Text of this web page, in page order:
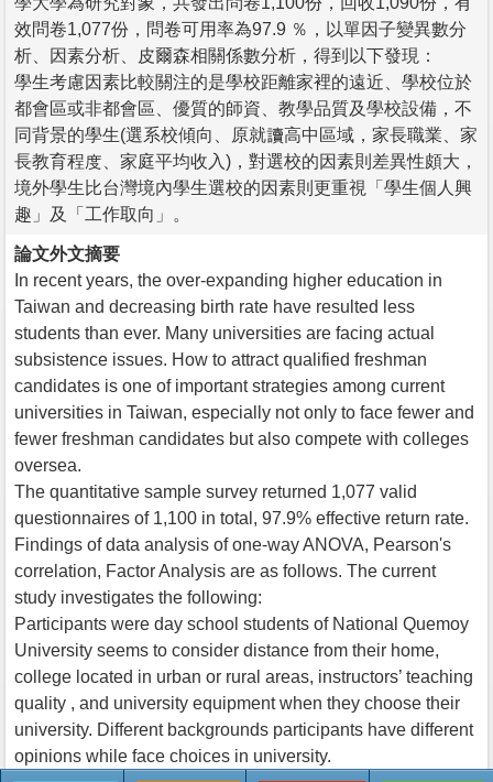
效問卷1,077份，問卷可用率為97.9 ％，以單因子變異數分
析、因素分析、皮爾森相關係數分析，得到以下發現：
學生考慮因素比較關注的是學校距離家裡的遠近、學校位於
都會區或非都會區、優質的師資、教學品質及學校設備，不
同背景的學生(選系校傾向、原就讀高中區域，家長職業、家
長教育程度、家庭平均收入)，對選校的因素則差異性頗大，
境外學生比台灣境內學生選校的因素則更重視「學生個人興
趣」及「工作取向」。
論文外文摘要
In recent years, the over-expanding higher education in
Taiwan and decreasing birth rate have resulted less
students than ever. Many universities are facing actual
subsistence issues. How to attract qualified freshman
candidates is one of important strategies among current
universities in Taiwan, especially not only to face fewer and
fewer freshman candidates but also compete with colleges
oversea.
The quantitative sample survey returned 1,077 valid
questionnaires of 1,100 in total, 97.9% effective return rate.
Findings of data analysis of one-way ANOVA, Pearson's
correlation, Factor Analysis are as follows. The current
study investigates the following:
Participants were day school students of National Quemoy
University seems to consider distance from their home,
college located in urban or rural areas, instructors’ teaching
quality , and university equipment when they choose their
university. Different backgrounds participants have different
opinions while face choices in university.